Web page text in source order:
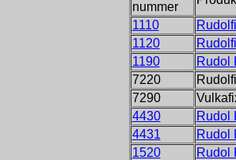
nummer
1110
1120
1190
Rudol
7220
7290
4430
Rudol
4431
Rudol
1520
Rudol